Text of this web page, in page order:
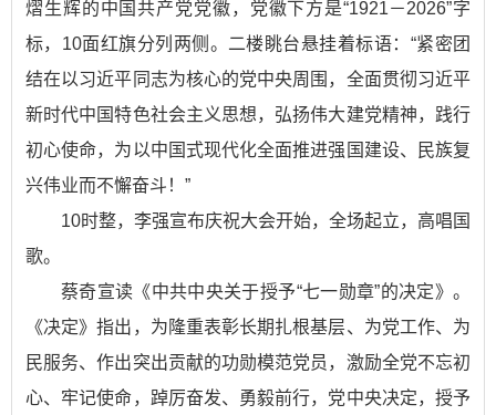
熠生辉的中国共产党党徽，党徽下方是“1921－2026”字
标，10面红旗分列两侧。二楼眺台悬挂着标语：“紧密团
结在以习近平同志为核心的党中央周围，全面贯彻习近平
新时代中国特色社会主义思想，弘扬伟大建党精神，践行
初心使命，为以中国式现代化全面推进强国建设、民族复
兴伟业而不懈奋斗！”
10时整，李强宣布庆祝大会开始，全场起立，高唱国
歌。
蔡奇宣读《中共中央关于授予“七一勋章”的决定》。
《决定》指出，为隆重表彰长期扎根基层、为党工作、为
民服务、作出突出贡献的功勋模范党员，激励全党不忘初
心、牢记使命，踔厉奋发、勇毅前行，党中央决定，授予